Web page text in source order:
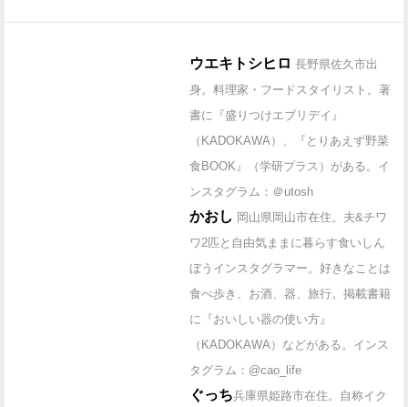
ウエキトシヒロ 長野県佐久市出
身。料理家・フードスタイリスト。著
書に『盛りつけエブリデイ』
（KADOKAWA）、『とりあえず野菜
食BOOK』（学研プラス）がある。イ
ンスタグラム：＠utosh
かおし 岡山県岡山市在住。夫&チワ
ワ2匹と自由気ままに暮らす食いしん
ぼうインスタグラマー。好きなことは
食べ歩き、お酒、器、旅行。掲載書籍
に『おいしい器の使い方』
（KADOKAWA）などがある。インス
タグラム：@cao_life
ぐっち兵庫県姫路市在住。自称イク